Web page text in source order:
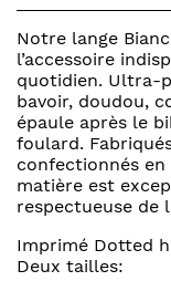
bianca
Notre lange
l’accessoire
quotidien. Ultra-
bavoir, doudou,
épaule après le
foulard.
confectionnés
matière est
respectueuse de
Imprimé Dotted
Deux tailles: